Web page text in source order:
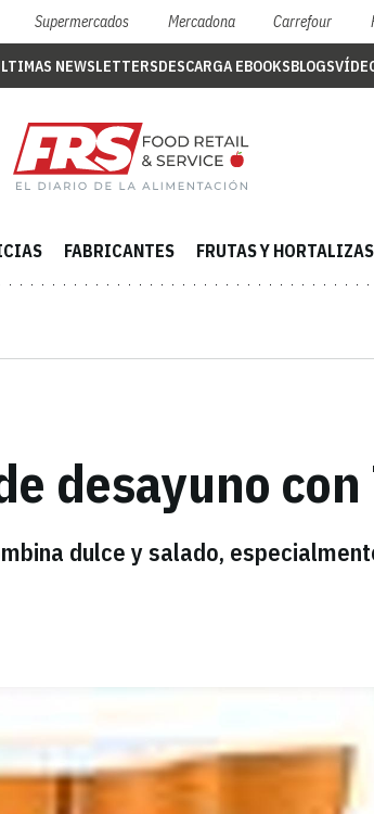
Supermercados Mercadona Carrefour
NEWSLETTERSDESCARGA EBOOKSBLOGS
FABRICANTES FRUTAS Y HORTALIZAS
desayuno
dulce y salado,